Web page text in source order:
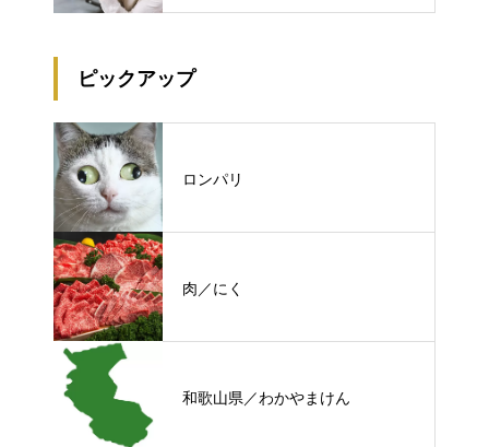
ピックアップ
ロンパリ
肉／にく
和歌山県／わかやまけん